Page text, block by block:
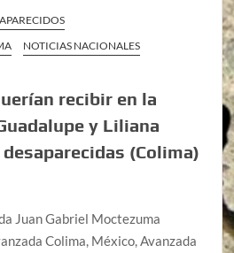
NOTICIAS NACIONALES
recibir en la
y Liliana
(Colima)
Juan Gabriel Moctezuma
Colima, México, Avanzada